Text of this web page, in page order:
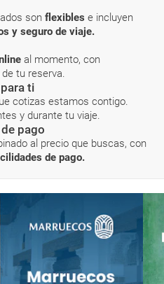
son flexibles e incluyen
y seguro de viaje.
al momento, con
de tu reserva.
ti
cotizas estamos contigo.
y durante tu viaje.
pago
al precio que buscas, con
de pago.